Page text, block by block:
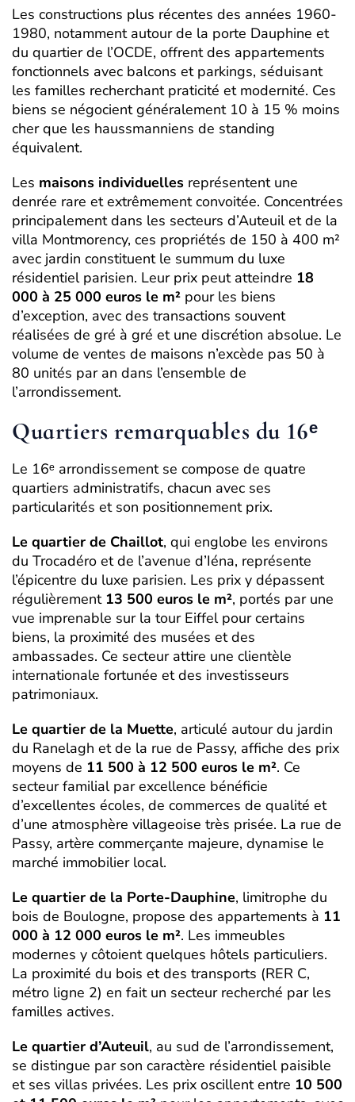
Les constructions plus récentes des années 1960-
1980, notamment autour de la porte Dauphine et
du quartier de l’OCDE, offrent des appartements
fonctionnels avec balcons et parkings, séduisant
les familles recherchant praticité et modernité. Ces
biens se négocient généralement 10 à 15 % moins
cher que les haussmanniens de standing
équivalent.
Les maisons individuelles représentent une
denrée rare et extrêmement convoitée. Concentrées
principalement dans les secteurs d’Auteuil et de la
villa Montmorency, ces propriétés de 150 à 400 m²
avec jardin constituent le summum du luxe
résidentiel parisien. Leur prix peut atteindre 18
000 à 25 000 euros le m² pour les biens
d’exception, avec des transactions souvent
réalisées de gré à gré et une discrétion absolue. Le
volume de ventes de maisons n’excède pas 50 à
80 unités par an dans l’ensemble de
l’arrondissement.
Quartiers remarquables du 16ᵉ
Le 16ᵉ arrondissement se compose de quatre
quartiers administratifs, chacun avec ses
particularités et son positionnement prix.
Le quartier de Chaillot, qui englobe les environs
du Trocadéro et de l’avenue d’Iéna, représente
l’épicentre du luxe parisien. Les prix y dépassent
régulièrement 13 500 euros le m², portés par une
vue imprenable sur la tour Eiffel pour certains
biens, la proximité des musées et des
ambassades. Ce secteur attire une clientèle
internationale fortunée et des investisseurs
patrimoniaux.
Le quartier de la Muette, articulé autour du jardin
du Ranelagh et de la rue de Passy, affiche des prix
moyens de 11 500 à 12 500 euros le m². Ce
secteur familial par excellence bénéficie
d’excellentes écoles, de commerces de qualité et
d’une atmosphère villageoise très prisée. La rue de
Passy, artère commerçante majeure, dynamise le
marché immobilier local.
Le quartier de la Porte-Dauphine, limitrophe du
bois de Boulogne, propose des appartements à 11
000 à 12 000 euros le m². Les immeubles
modernes y côtoient quelques hôtels particuliers.
La proximité du bois et des transports (RER C,
métro ligne 2) en fait un secteur recherché par les
familles actives.
Le quartier d’Auteuil, au sud de l’arrondissement,
se distingue par son caractère résidentiel paisible
et ses villas privées. Les prix oscillent entre 10 500